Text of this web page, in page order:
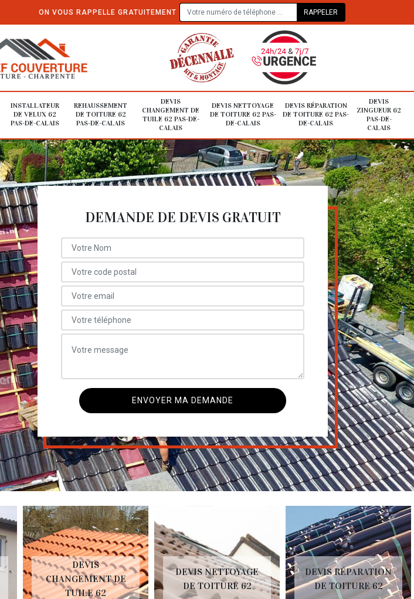
ON VOUS RAPPELLE GRATUITEMENT
INSTALLATEUR
DE VELUX 62
PAS-DE-CALAIS
REHAUSSEMENT
DE TOITURE 62
PAS-DE-CALAIS
DEVIS
CHANGEMENT DE
TUILE 62 PAS-DE-
CALAIS
DEVIS NETTOYAGE
DE TOITURE 62 PAS-
DE-CALAIS
DEVIS RÉPARATION
DE TOITURE 62 PAS-
DE-CALAIS
DEVIS
ZINGUEUR 62
PAS-DE-
CALAIS
DEMANDE DE DEVIS GRATUIT
DEVIS
CHANGEMENT DE
TUILE 62
DEVIS NETTOYAGE
DE TOITURE 62
DEVIS RÉPARATION
DE TOITURE 62